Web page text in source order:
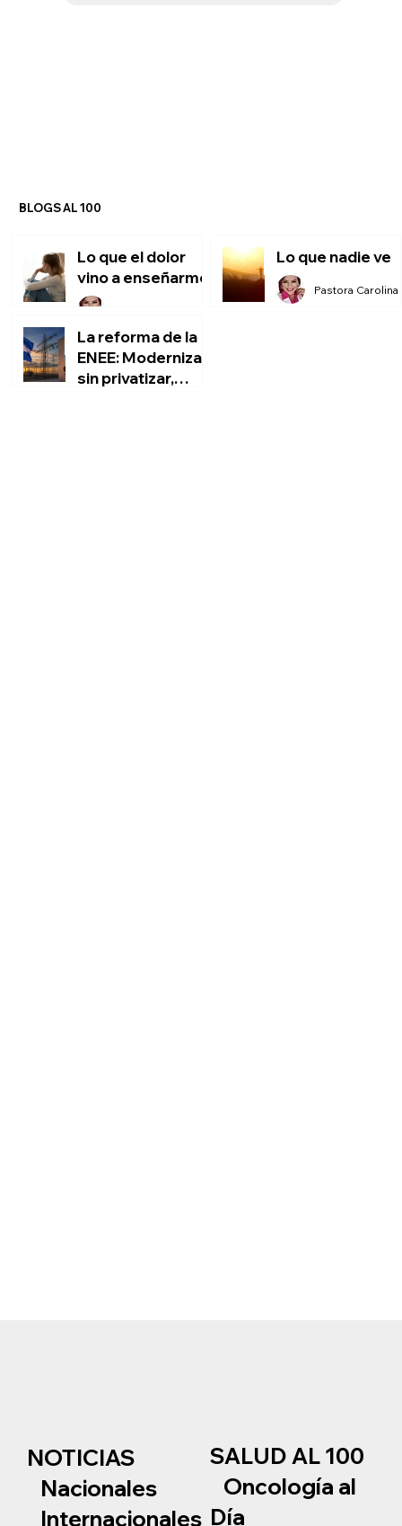
BLOGS AL 100
Lo que el dolor
vino a enseñarme
Lo que nadie ve
La reforma de la
ENEE: Modernizar
sin privatizar,
NOTICIAS
Nacionales
Internacionales
SALUD AL 100
Oncología al
Día